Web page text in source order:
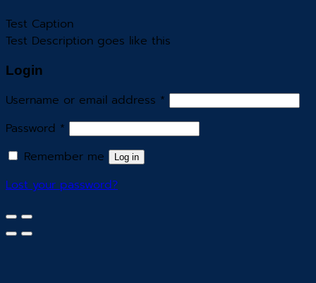
Test Caption
Test Description goes like this
Login
Username or email address *
Password *
Remember me
Log in
Lost your password?